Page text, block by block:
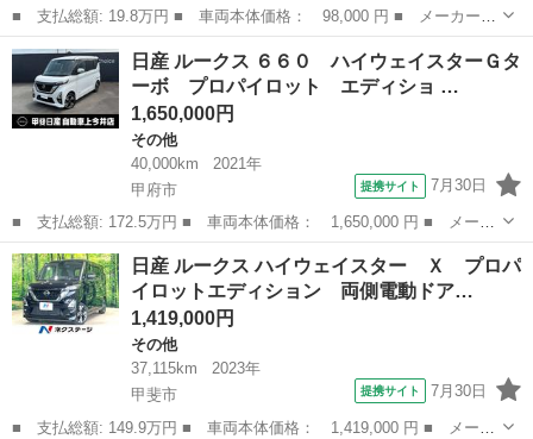
■ 支払総額: 19.8万円 ■ 車両本体価格： 98,000 円 ■ メーカー
名： 日産 ■ 車種名： モコ ■ グレード名： Ｘ 検２年 ナ
ビ ＴＶ バックカメラ Ｂｌｕｅｔｏｏｔｈ ベンチシート スマ
ートキー プッシ...
新潟 新潟市 モコ
日産 ルークス ６６０ ハイウェイスターＧタ
ーボ プロパイロット エディショ …
1,650,000円
その他
40,000km
2021年
甲府市
提携サイト 7月30日
■ 支払総額: 172.5万円 ■ 車両本体価格： 1,650,000 円 ■ メーカ
ー名： 日産 ■ 車種名： ルークス ■ グレード名： ６６０ ハ
イウェイスターＧターボ プロパイロット エディショ ■ 排気
量： 66...
山梨 甲府市 その他
日産 ルークス ハイウェイスター Ｘ プロパ
イロットエディション 両側電動ドア…
1,419,000円
その他
37,115km
2023年
甲斐市
提携サイト 7月30日
■ 支払総額: 149.9万円 ■ 車両本体価格： 1,419,000 円 ■ メーカ